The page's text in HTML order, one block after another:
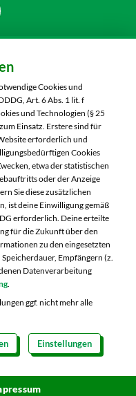
Thon
Straße 15
93460
Woche:
Uhr
Uhr
Uhr
Uhr
Uhr
Impressum
Cookies und
Art. 6 Abs. 1 lit. f
und Technologien (§ 25
Einsatz. Erstere sind für
erforderlich und
Cookies
etwa der statistischen
oder der Anzeige
Sie diese zusätzlichen
ist deine Einwilligung gemäß
erforderlich. Deine erteilte
für die Zukunft über den
zu den eingesetzten
Empfängern (z.
Datenverarbeitung
.
ggf. nicht mehr alle
Einstellungen